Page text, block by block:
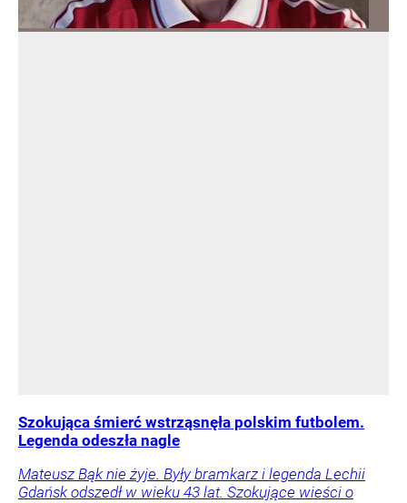
Szokująca śmierć wstrząsnęła polskim futbolem.
Legenda odeszła nagle
Mateusz Bąk nie żyje. Były bramkarz i legenda Lechii
Gdańsk odszedł w wieku 43 lat. Szokujące wieści o